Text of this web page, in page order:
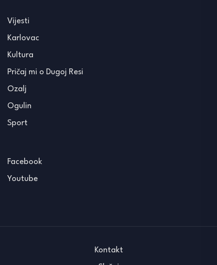
Vijesti
Karlovac
Kultura
Pričaj mi o Dugoj Resi
Ozalj
Ogulin
Sport
Facebook
Youtube
Kontakt